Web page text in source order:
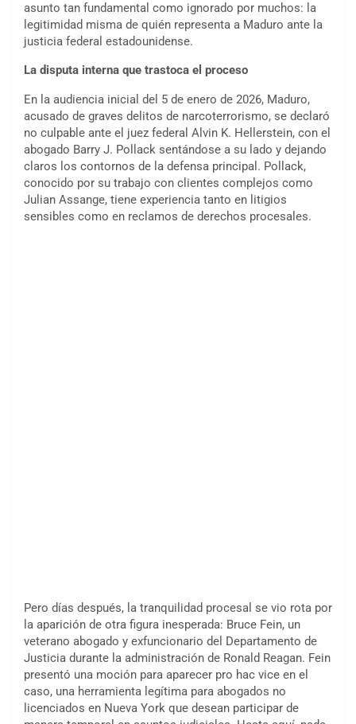
asunto tan fundamental como ignorado por muchos: la
legitimidad misma de quién representa a Maduro ante la
justicia federal estadounidense.
La disputa interna que trastoca el proceso
En la audiencia inicial del 5 de enero de 2026, Maduro,
acusado de graves delitos de narcoterrorismo, se declaró
no culpable ante el juez federal Alvin K. Hellerstein, con el
abogado Barry J. Pollack sentándose a su lado y dejando
claros los contornos de la defensa principal. Pollack,
conocido por su trabajo con clientes complejos como
Julian Assange, tiene experiencia tanto en litigios
sensibles como en reclamos de derechos procesales.
Pero días después, la tranquilidad procesal se vio rota por
la aparición de otra figura inesperada: Bruce Fein, un
veterano abogado y exfuncionario del Departamento de
Justicia durante la administración de Ronald Reagan. Fein
presentó una moción para aparecer pro hac vice en el
caso, una herramienta legítima para abogados no
licenciados en Nueva York que desean participar de